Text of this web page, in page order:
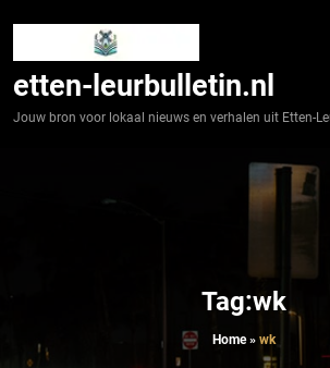
etten-leurbulletin.nl
Jouw bron voor lokaal nieuws en verhalen uit Etten-
Tag:wk
Home» wk